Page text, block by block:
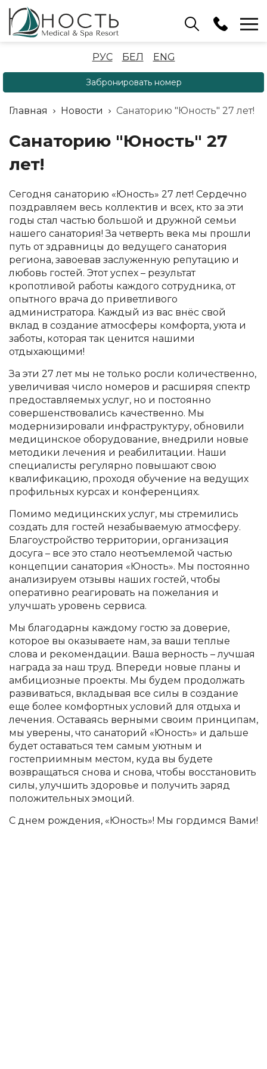
Бассейн
+375 (17) 503 93 22
Аренда беседок
+375 (33) 902 35 07
Отдел бронирования
+375 (17) 503 91 10
РУС БЕЛ ENG
Забронировать номер
Главная Новости Санаторию "Юность" 27 лет!
Санаторию "Юность" 27
лет!
Сегодня санаторию «Юность» 27 лет! Сердечно
поздравляем весь коллектив и всех, кто за эти
годы стал частью большой и дружной семьи
нашего санатория! За четверть века мы прошли
путь от здравницы до ведущего санатория
региона, завоевав заслуженную репутацию и
любовь гостей. Этот успех – результат
кропотливой работы каждого сотрудника, от
опытного врача до приветливого
администратора. Каждый из вас внёс свой
вклад в создание атмосферы комфорта, уюта и
заботы, которая так ценится нашими
отдыхающими!
За эти 27 лет мы не только росли количественно,
увеличивая число номеров и расширяя спектр
предоставляемых услуг, но и постоянно
совершенствовались качественно. Мы
модернизировали инфраструктуру, обновили
медицинское оборудование, внедрили новые
методики лечения и реабилитации. Наши
специалисты регулярно повышают свою
квалификацию, проходя обучение на ведущих
профильных курсах и конференциях.
Помимо медицинских услуг, мы стремились
создать для гостей незабываемую атмосферу.
Благоустройство территории, организация
досуга – все это стало неотъемлемой частью
концепции санатория «Юность». Мы постоянно
анализируем отзывы наших гостей, чтобы
оперативно реагировать на пожелания и
улучшать уровень сервиса.
Мы благодарны каждому гостю за доверие,
которое вы оказываете нам, за ваши теплые
слова и рекомендации. Ваша верность – лучшая
награда за наш труд. Впереди новые планы и
амбициозные проекты. Мы будем продолжать
развиваться, вкладывая все силы в создание
еще более комфортных условий для отдыха и
лечения. Оставаясь верными своим принципам,
мы уверены, что санаторий «Юность» и дальше
будет оставаться тем самым уютным и
гостеприимным местом, куда вы будете
возвращаться снова и снова, чтобы восстановить
силы, улучшить здоровье и получить заряд
положительных эмоций.
С днем рождения, «Юность»! Мы гордимся Вами!